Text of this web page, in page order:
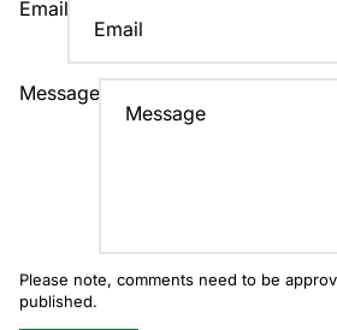
Email
Message
Please note, comments need to be
published.